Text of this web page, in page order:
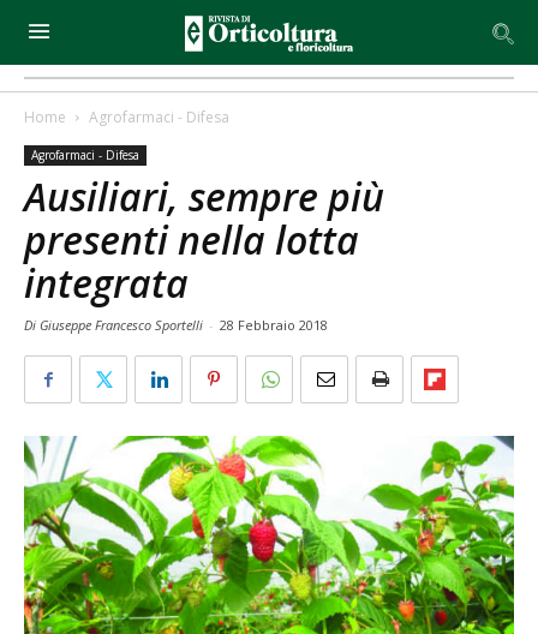
Home Agrofarmaci - Difesa
Agrofarmaci - Difesa
Ausiliari, sempre più
presenti nella lotta
integrata
Di Giuseppe Francesco Sportelli - 28 Febbraio 2018